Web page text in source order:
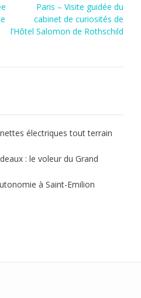
Paris – Visite guidée du
cabinet de curiosités de
l’Hôtel Salomon de Rothschild
électriques tout terrain
: le voleur du Grand
à Saint-Emilion